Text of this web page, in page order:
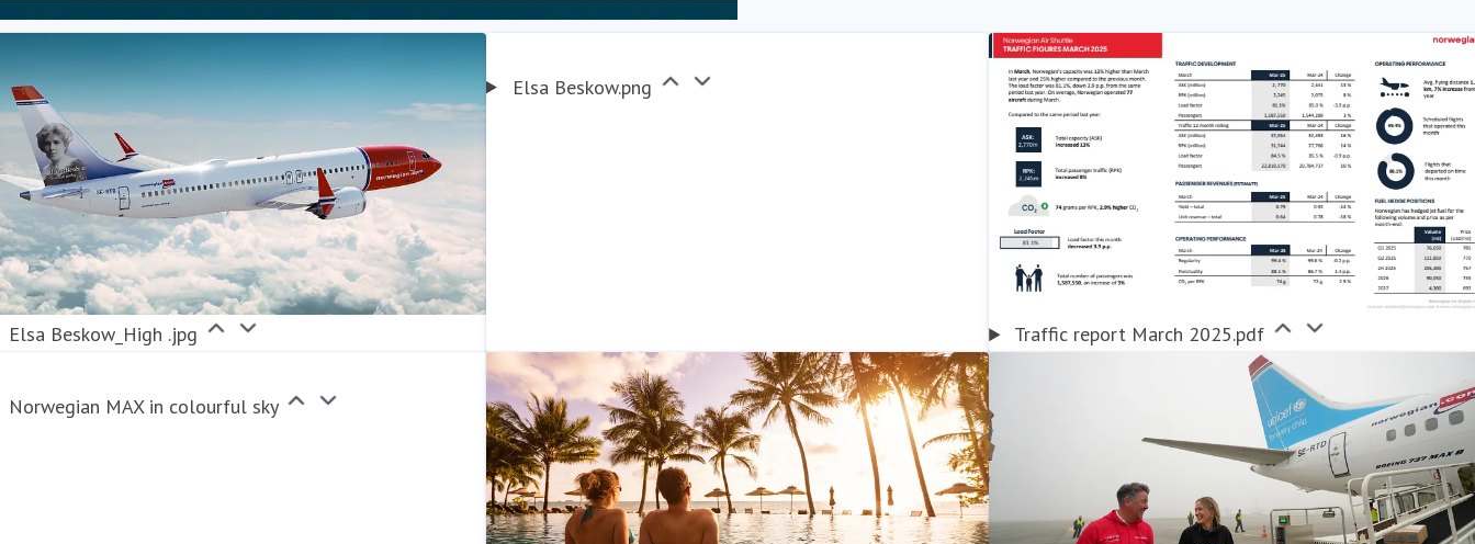
Elsa Beskow_High .jpg
Elsa Beskow.png
Traffic report March 2025.pdf
Norwegian MAX in colourful sky